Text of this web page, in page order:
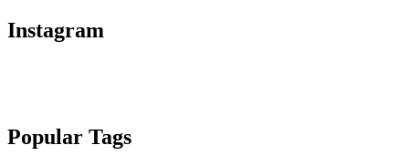
Instagram
Popular Tags